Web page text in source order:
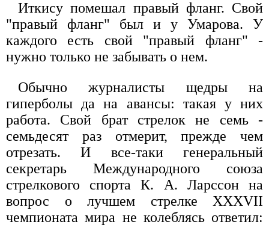
Иткису помешал правый фланг. Свой
"правый фланг" был и у Умарова. У
каждого есть свой "правый фланг" -
нужно только не забывать о нем.
Обычно журналисты щедры на
гиперболы да на авансы: такая у них
работа. Свой брат стрелок не семь -
семьдесят раз отмерит, прежде чем
отрезать. И все-таки генеральный
секретарь Международного союза
стрелкового спорта К. А. Ларссон на
вопрос о лучшем стрелке XXXVII
чемпионата мира не колеблясь ответил: